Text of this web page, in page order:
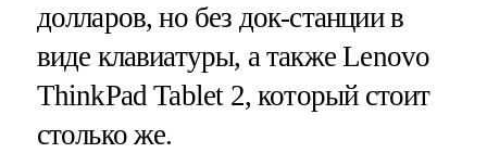
долларов, но без док-станции в
виде клавиатуры, а также Lenovo
ThinkPad Tablet 2, который стоит
столько же.